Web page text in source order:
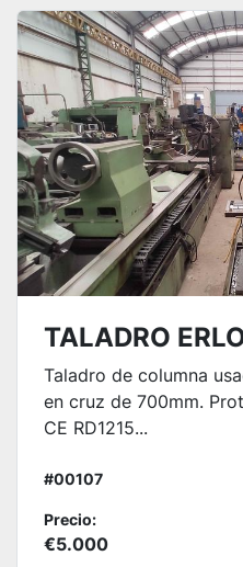
TALADRO
Taladro de columna
en cruz de 700mm.
CE RD1215...
#00107
Precio:
€5.000